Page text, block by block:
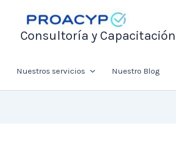
Consultoría y Capacitación
Nuestros servicios Nuestro Blog